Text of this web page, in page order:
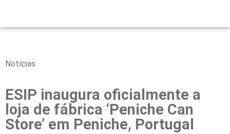
Notícias
ESIP inaugura oficialmente a
loja de fábrica ‘Peniche Can
Store’ em Peniche, Portugal